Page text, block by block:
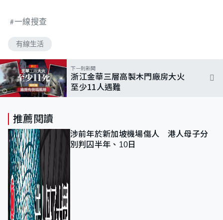
一線搜查
有線生活
下一則新聞
浙江金華三層高製木門廠房大火
至少11人遇難
推薦閱讀
涉前年於新加坡機場傷人 港人母子分
別判囚半年、10日